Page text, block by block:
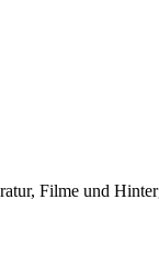
Filme und